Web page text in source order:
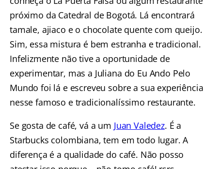
próximo da Catedral de Bogotá. Lá encontrará
tamale, ajiaco e o chocolate quente com queijo.
Sim, essa mistura é bem estranha e tradicional.
Infelizmente não tive a oportunidade de
experimentar, mas a Juliana do Eu Ando Pelo
Mundo foi lá e escreveu sobre a sua experiência
nesse famoso e tradicionalíssimo restaurante.
Se gosta de café, vá a um Juan Valedez. É a
Starbucks colombiana, tem em todo lugar. A
diferença é a qualidade do café. Não posso